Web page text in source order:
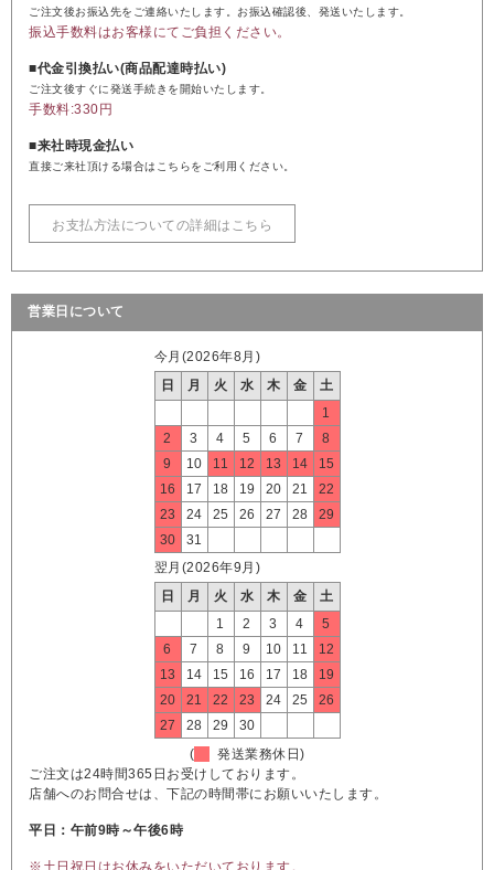
ご注文後お振込先をご連絡いたします。お振込確認後、発送いたします。
振込手数料はお客様にてご負担ください。
■代金引換払い(商品配達時払い)
ご注文後すぐに発送手続きを開始いたします。
手数料:330円
■来社時現金払い
直接ご来社頂ける場合はこちらをご利用ください。
お支払方法についての詳細はこちら
営業日について
今月(2026年8月)
日
月 火 水 木 金
土
1
2
3 4 5 6 7
8
9
10 11 12 13 14
15
16
17 18 19 20 21
22
23
24 25 26 27 28
29
30
31
翌月(2026年9月)
日
月 火 水 木 金
土
1
2 3 4
5
6
7 8 9 10 11
12
13
14 15 16 17 18
19
20
21 22 23 24 25
26
27
28 29
30
(
発送業務休日)
ご注文は24時間365日お受けしております。
店舗へのお問合せは、下記の時間帯にお願いいたします。
平日：午前9時～午後6時